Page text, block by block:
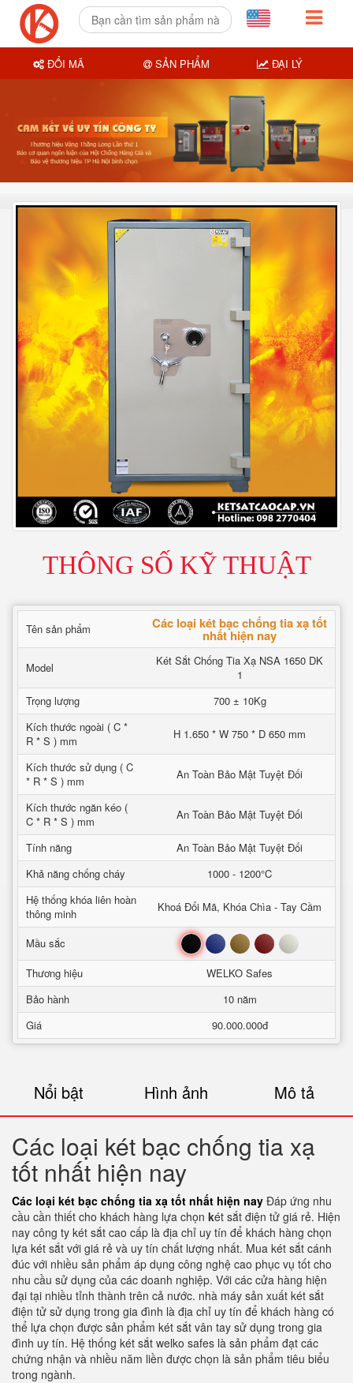
THÔNG SỐ KỸ THUẬT
Tên sản phẩm Các loại két bạc chống tia xạ tốt
nhất hiện nay
Model
Két Sắt Chống Tia Xạ NSA 1650 DK
1
Trọng lượng
700 ± 10Kg
Kích thước ngoài ( C *
R * S ) mm
H 1.650 * W 750 * D 650 mm
Kích thước sử dụng ( C
* R * S ) mm
An Toàn Bảo Mật Tuyệt Đối
Kích thước ngăn kéo (
C * R * S ) mm
An Toàn Bảo Mật Tuyệt Đối
Tính năng
An Toàn Bảo Mật Tuyệt Đối
Khả năng chống cháy
1000 - 1200°C
Hệ thống khóa liên hoàn
thông minh
Khoá Đổi Mã, Khóa Chìa - Tay Cầm
Mầu sắc Đen Xanh Nâu Đỏ Trắng
Thương hiệu
WELKO Safes
Bảo hành
10 năm
Giá
90.000.000đ
Nổi bật Hình ảnh Mô tả
Các loại két bạc chống tia xạ
tốt nhất hiện nay
Các loại két bạc chống tia xạ tốt nhất hiện nay Đáp ứng nhu
cầu cần thiết cho khách hàng lựa chọn két sắt điện tử giá rẻ. Hiện
nay công ty két sắt cao cấp là địa chỉ uy tín để khách hàng chọn
lựa két sắt với giá rẻ và uy tín chất lượng nhất. Mua két sắt cánh
đúc với nhiều sản phẩm áp dụng công nghệ cao phục vụ tốt cho
nhu cầu sử dụng của các doanh nghiệp. Với các cửa hàng hiện
đại tại nhiều tỉnh thành trên cả nước. nhà máy sản xuất két sắt
điện tử sử dụng trong gia đình là địa chỉ uy tín để khách hàng có
thể lựa chọn được sản phẩm két sắt vân tay sử dụng trong gia
đình uy tín. Hệ thống két sắt welko safes là sản phẩm đạt các
chứng nhận và nhiều năm liền được chọn là sản phẩm tiêu biểu
trong ngành.
ĐỔI MÃ SẢN PHẨM ĐẠI LÝ